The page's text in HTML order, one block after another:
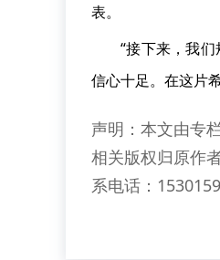
表。
“接下来，我
信心十足。在这片
声明：本文由专
相关版权归原作
系电话：